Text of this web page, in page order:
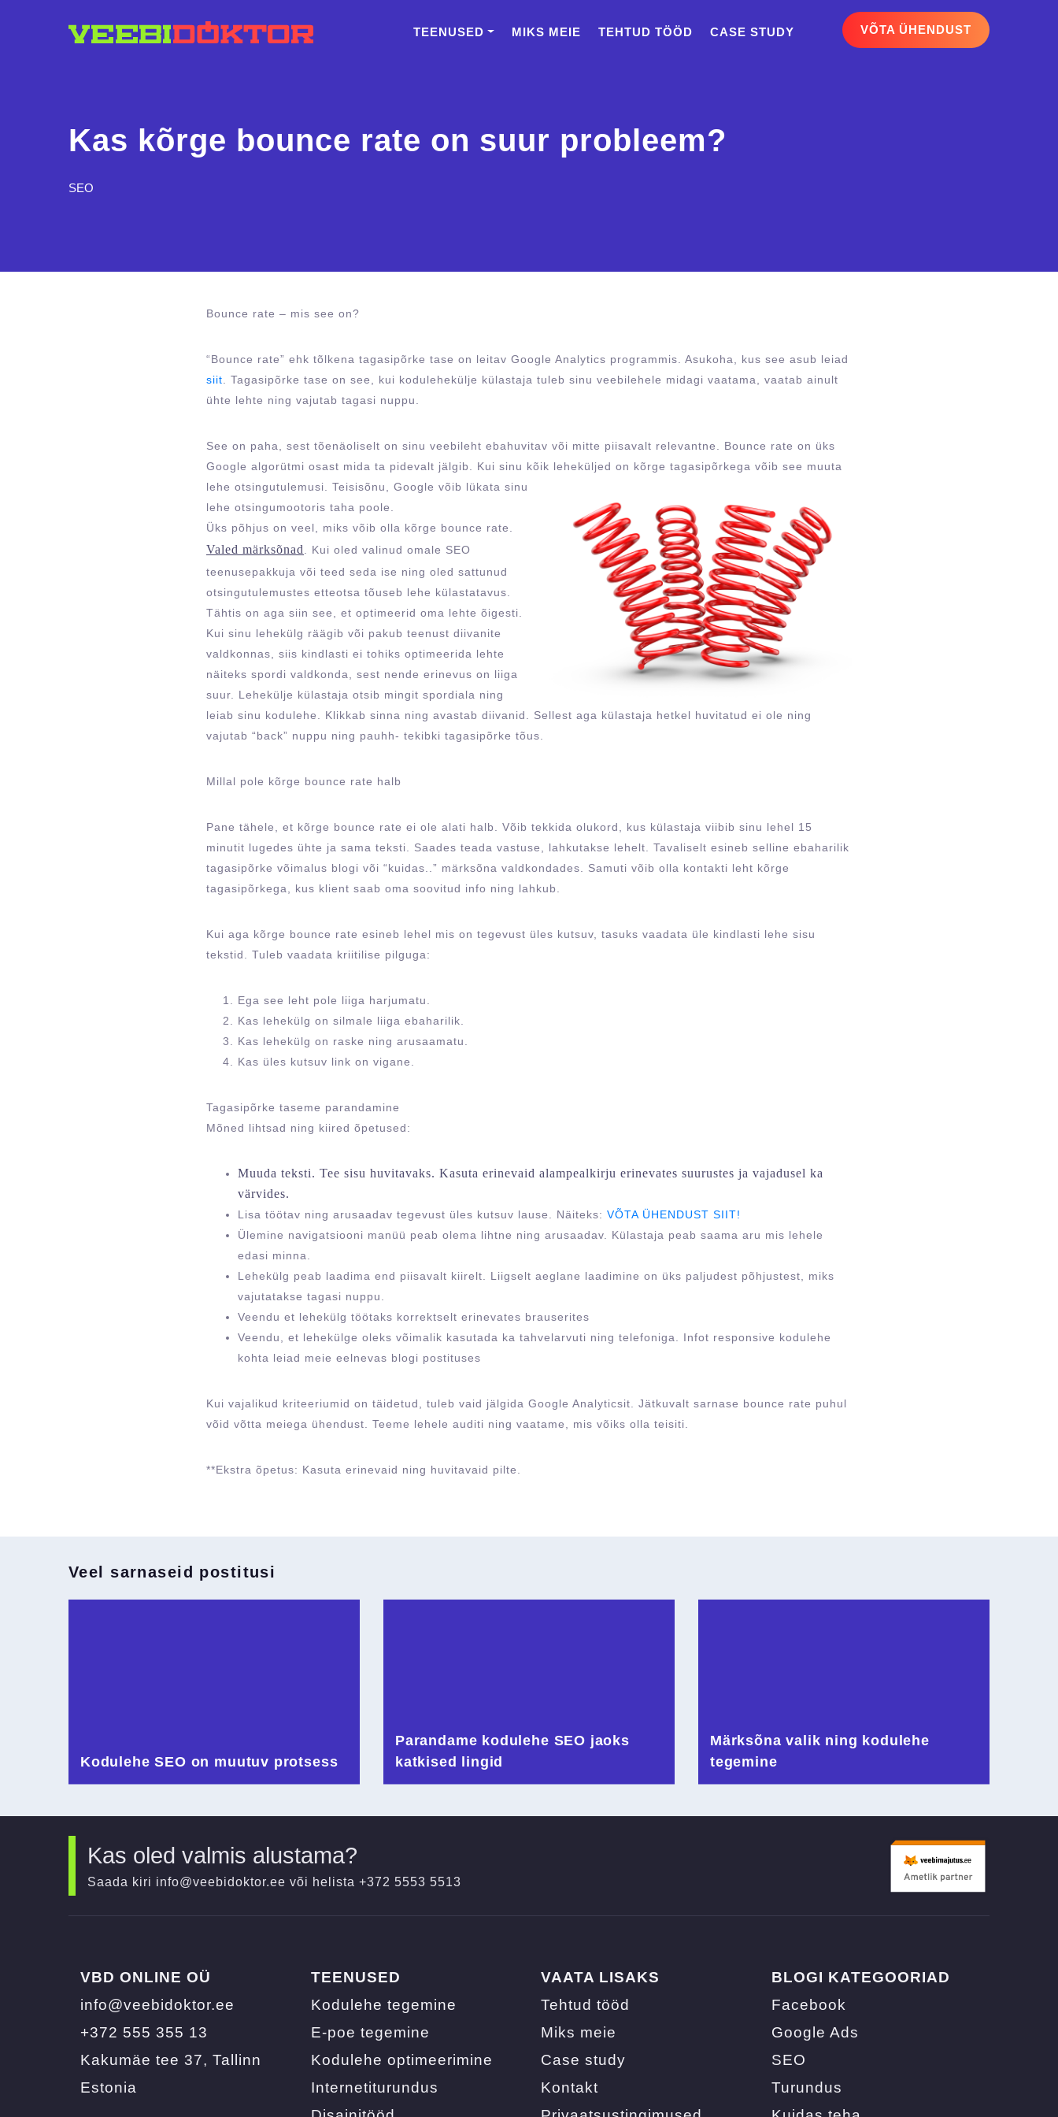
TEENUSED MIKS MEIE TEHTUD TÖÖD CASE STUDY VÕTA ÜHENDUST
Kas kõrge bounce rate on suur probleem?
SEO
Bounce rate – mis see on?
“Bounce rate” ehk tõlkena tagasipõrke tase on leitav Google Analytics programmis. Asukoha, kus see asub leiad
siit . Tagasipõrke tase on see, kui kodulehekülje külastaja tuleb sinu veebilehele midagi vaatama, vaatab ainult
ühte lehte ning vajutab tagasi nuppu.
See on paha, sest tõenäoliselt on sinu veebileht ebahuvitav või mitte piisavalt relevantne. Bounce rate on üks
Google algorütmi osast mida ta pidevalt jälgib. Kui sinu kõik leheküljed on kõrge tagasipõrkega võib see muuta
lehe otsingutulemusi. Teisisõnu, Google võib lükata sinu
lehe otsingumootoris taha poole.
Üks põhjus on veel, miks võib olla kõrge bounce rate.
Valed märksõnad
. Kui oled valinud omale SEO
teenusepakkuja või teed seda ise ning oled sattunud
otsingutulemustes etteotsa tõuseb lehe külastatavus.
Tähtis on aga siin see, et optimeerid oma lehte õigesti.
Kui sinu lehekülg räägib või pakub teenust diivanite
valdkonnas, siis kindlasti ei tohiks optimeerida lehte
näiteks spordi valdkonda, sest nende erinevus on liiga
suur. Lehekülje külastaja otsib mingit spordiala ning
leiab sinu kodulehe. Klikkab sinna ning avastab diivanid. Sellest aga külastaja hetkel huvitatud ei ole ning
vajutab “back” nuppu ning pauhh- tekibki tagasipõrke tõus.
Millal pole kõrge bounce rate halb
Pane tähele, et kõrge bounce rate ei ole alati halb. Võib tekkida olukord, kus külastaja viibib sinu lehel 15
minutit lugedes ühte ja sama teksti. Saades teada vastuse, lahkutakse lehelt. Tavaliselt esineb selline ebaharilik
tagasipõrke võimalus blogi või “kuidas..” märksõna valdkondades. Samuti võib olla kontakti leht kõrge
tagasipõrkega, kus klient saab oma soovitud info ning lahkub.
Kui aga kõrge bounce rate esineb lehel mis on tegevust üles kutsuv, tasuks vaadata üle kindlasti lehe sisu
tekstid. Tuleb vaadata kriitilise pilguga:
Ega see leht pole liiga harjumatu.
Kas lehekülg on silmale liiga ebaharilik.
Kas lehekülg on raske ning arusaamatu.
Kas üles kutsuv link on vigane.
Tagasipõrke taseme parandamine
Mõned lihtsad ning kiired õpetused:
Muuda teksti. Tee sisu huvitavaks. Kasuta erinevaid alampealkirju erinevates suurustes ja vajadusel ka
värvides.
Lisa töötav ning arusaadav tegevust üles kutsuv lause. Näiteks: VÕTA ÜHENDUST SIIT!
Ülemine navigatsiooni manüü peab olema lihtne ning arusaadav. Külastaja peab saama aru mis lehele
edasi minna.
Lehekülg peab laadima end piisavalt kiirelt. Liigselt aeglane laadimine on üks paljudest põhjustest, miks
vajutatakse tagasi nuppu.
Veendu et lehekülg töötaks korrektselt erinevates brauserites
Veendu, et lehekülge oleks võimalik kasutada ka tahvelarvuti ning telefoniga. Infot responsive kodulehe
kohta leiad meie eelnevas blogi postituses
Kui vajalikud kriteeriumid on täidetud, tuleb vaid jälgida Google Analyticsit. Jätkuvalt sarnase bounce rate puhul
võid võtta meiega ühendust. Teeme lehele auditi ning vaatame, mis võiks olla teisiti.
**Ekstra õpetus: Kasuta erinevaid ning huvitavaid pilte.
Veel sarnaseid postitusi
Kodulehe SEO on muutuv protsess
Parandame kodulehe SEO jaoks
katkised lingid
Märksõna valik ning kodulehe
tegemine
Kas oled valmis alustama?
Saada kiri info@veebidoktor.ee või helista +372 5553 5513
VBD ONLINE OÜ
info@veebidoktor.ee
+372 555 355 13
Kakumäe tee 37, Tallinn
Estonia
TEENUSED
Kodulehe tegemine
E-poe tegemine
Kodulehe optimeerimine
Internetiturundus
VAATA LISAKS
Tehtud tööd
Miks meie
Case study
Kontakt
BLOGI KATEGOORIAD
Facebook
Google Ads
SEO
Turundus